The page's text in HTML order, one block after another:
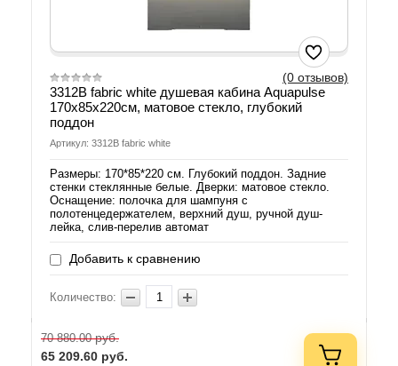
(0 отзывов)
3312B fabric white душевая кабина Aquapulse
170х85х220см, матовое стекло, глубокий
поддон
Артикул: 3312B fabric white
Размеры: 170*85*220 см. Глубокий поддон. Задние
стенки стеклянные белые. Дверки: матовое стекло.
Оснащение: полочка для шампуня с
полотенцедержателем, верхний душ, ручной душ-
лейка, слив-перелив автомат
Добавить к сравнению
Количество:
70 880.00руб.
65 209.60 руб.